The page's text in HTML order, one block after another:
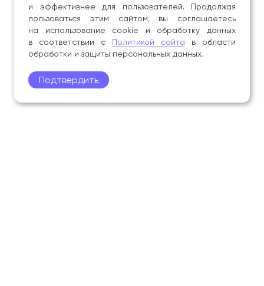
и эффективнее для пользователей. Продолжая
пользоваться этим сайтом, вы соглашаетесь
на использование cookie и обработку данных
в соответствии с Политикой сайта в области
обработки и защиты персональных данных.
Подтвердить